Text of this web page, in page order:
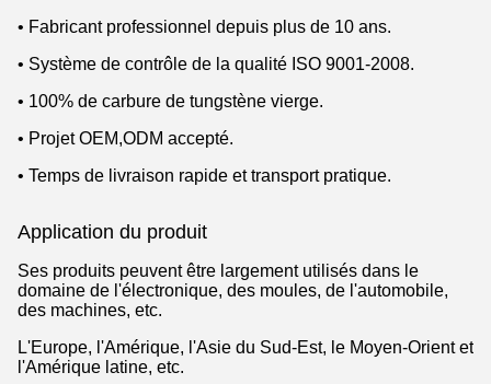
• Fabricant professionnel depuis plus de 10 ans.
• Système de contrôle de la qualité ISO 9001-2008.
• 100% de carbure de tungstène vierge.
• Projet OEM,ODM accepté.
• Temps de livraison rapide et transport pratique.
Application du produit
Ses produits peuvent être largement utilisés dans le
domaine de l'électronique, des moules, de l'automobile,
des machines, etc.
L'Europe, l'Amérique, l'Asie du Sud-Est, le Moyen-Orient et
l'Amérique latine, etc.